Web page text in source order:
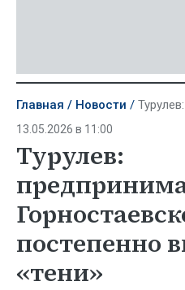
Главная Новости Турулев:
13.05.2026 в 11:00
Турулев:
постепенно
«тени»